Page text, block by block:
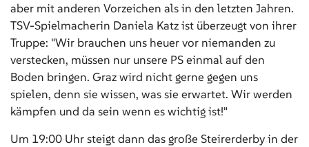
aber mit anderen Vorzeichen als in den letzten Jahren.
TSV-Spielmacherin Daniela Katz ist überzeugt von ihrer
Truppe: "Wir brauchen uns heuer vor niemanden zu
verstecken, müssen nur unsere PS einmal auf den
Boden bringen. Graz wird nicht gerne gegen uns
spielen, denn sie wissen, was sie erwartet. Wir werden
kämpfen und da sein wenn es wichtig ist!"
Um 19:00 Uhr steigt dann das große Steirerderby in der